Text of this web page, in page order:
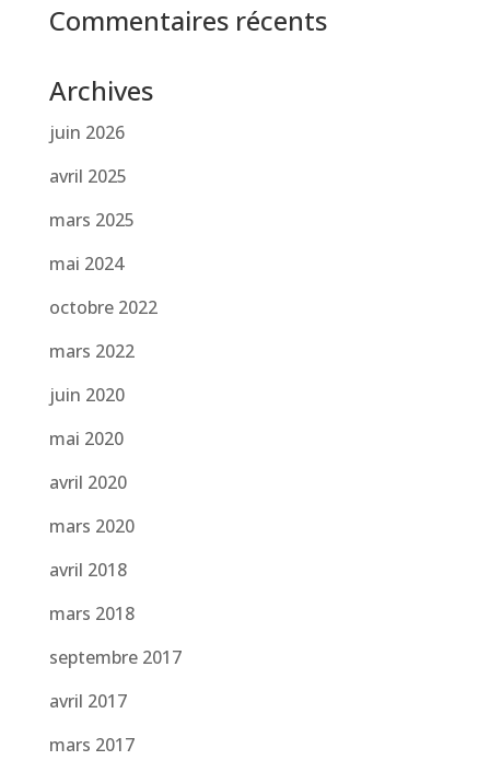
Commentaires récents
Archives
juin 2026
avril 2025
mars 2025
mai 2024
octobre 2022
mars 2022
juin 2020
mai 2020
avril 2020
mars 2020
avril 2018
mars 2018
septembre 2017
avril 2017
mars 2017